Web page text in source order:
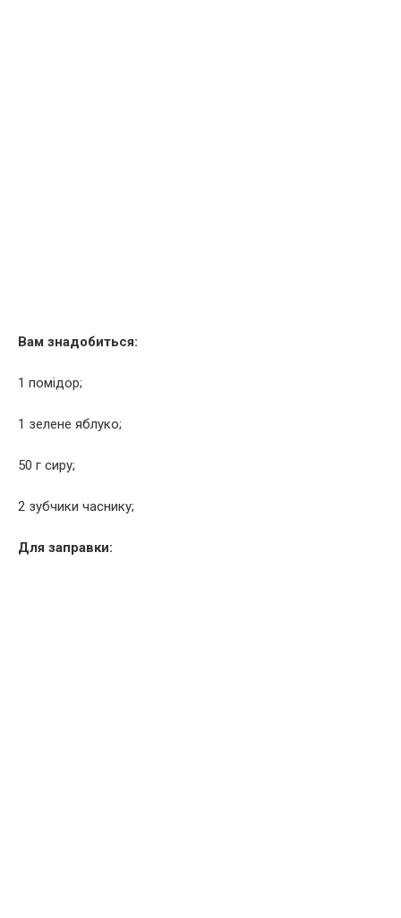
Вам знадобиться:
1 помідор;
1 зелене яблуко;
50 г сиру;
2 зубчики часнику;
Для заправки: